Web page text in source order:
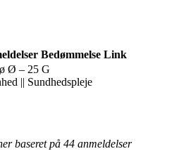
Bedømmelse Link
Ø – 25 G
|| Sundhedspleje
baseret på 44 anmeldelser